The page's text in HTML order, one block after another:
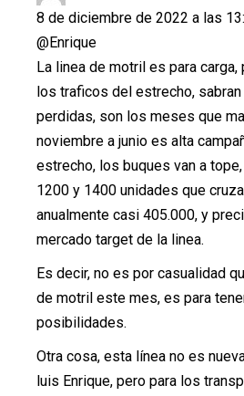
8 de diciembre de 2022 a las
@Enrique
La linea de motril es para
los traficos del estrecho,
perdidas, son los meses que
noviembre a junio es alta
estrecho, los buques van a
1200 y 1400 unidades que
anualmente casi 405.000, y
mercado target de la linea.
Es decir, no es por casualidad
de motril este mes, es para
posibilidades.
Otra cosa, esta línea no es
luis Enrique, pero para los